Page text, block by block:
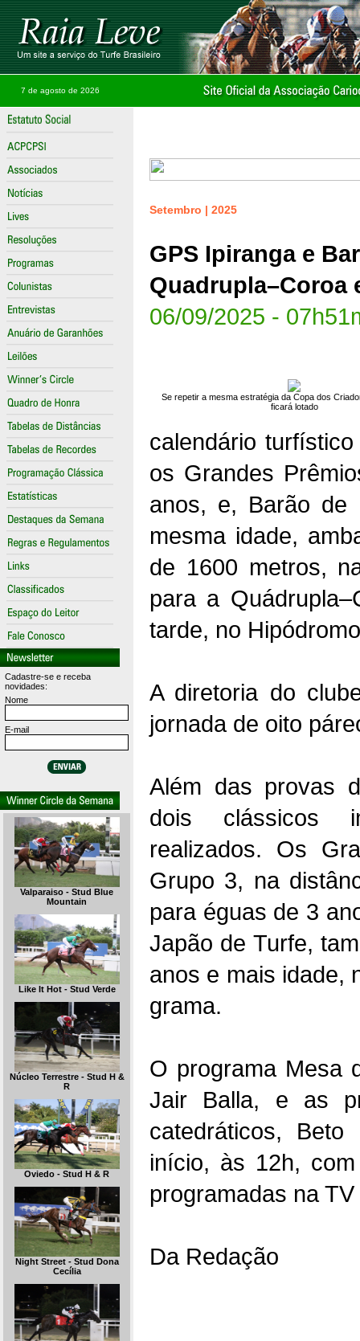
7 de agosto de 2026
Cadastre-se e receba
novidades:
Nome
E-mail
Valparaiso - Stud Blue
Mountain
Like It Hot - Stud Verde
Núcleo Terrestre - Stud H &
R
Oviedo - Stud H & R
Night Street - Stud Dona
Cecília
Setembro | 2025
GPS Ipiranga e
Quadrupla–Coroa
06/09/2025 -
Se repetir a mesma estratégia da Copa dos
ficará lotado
calendário
os Grandes
anos, e, Barão de
mesma idade,
de 1600 metros,
para a
tarde, no
A diretoria do
jornada de oito
Além das provas
dois clássicos
realizados. Os
Grupo 3, na
para éguas de 3
Japão de Turfe,
anos e mais idade,
grama.
O programa Mesa
Jair Balla, e as
catedráticos,
início, às 12h,
programadas na
Da Redação